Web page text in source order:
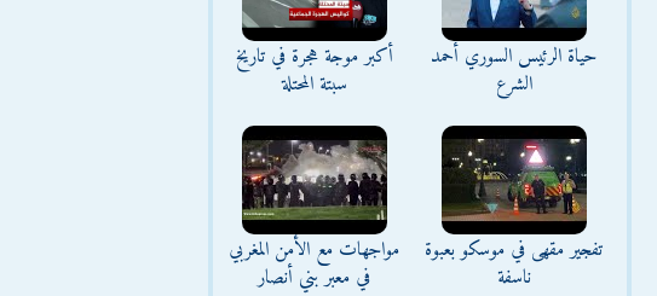
حياة الرئيس السوري أحمد
الشرع
أكبر موجة هجرة في تاريخ
سبتة المحتلة
تفجير مقهى في موسكو بعبوة
ناسفة
مواجهات مع الأمن المغربي
في معبر بني أنصار